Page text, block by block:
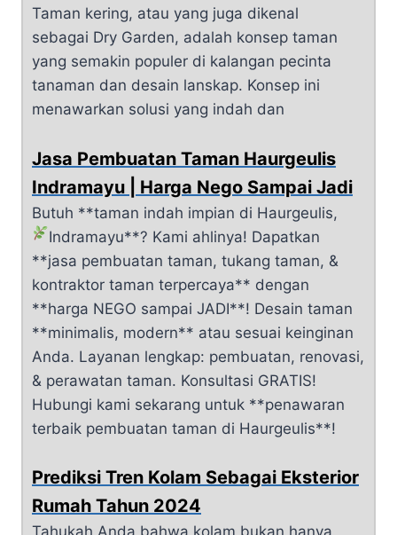
Taman kering, atau yang juga dikenal
sebagai Dry Garden, adalah konsep taman
yang semakin populer di kalangan pecinta
tanaman dan desain lanskap. Konsep ini
menawarkan solusi yang indah dan
Jasa Pembuatan Taman Haurgeulis
Indramayu | Harga Nego Sampai Jadi
Butuh **taman indah impian di Haurgeulis,
Indramayu**? Kami ahlinya! Dapatkan
**jasa pembuatan taman, tukang taman, &
kontraktor taman terpercaya** dengan
**harga NEGO sampai JADI**! Desain taman
**minimalis, modern** atau sesuai keinginan
Anda. Layanan lengkap: pembuatan, renovasi,
& perawatan taman. Konsultasi GRATIS!
Hubungi kami sekarang untuk **penawaran
terbaik pembuatan taman di Haurgeulis**!
Prediksi Tren Kolam Sebagai Eksterior
Rumah Tahun 2024
Tahukah Anda bahwa kolam bukan hanya